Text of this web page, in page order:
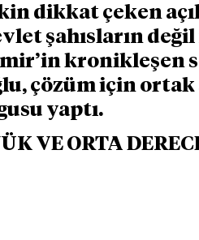
dikkat çeken
şahısların
kronikleşen
çözüm için ortak
yaptı.
VE ORTA